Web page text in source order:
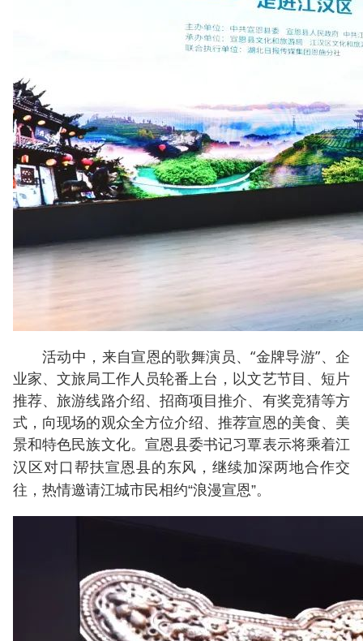
活动中，来自宣恩的歌舞演员、“金牌导游”、企
业家、文旅局工作人员轮番上台，以文艺节目、短片
推荐、旅游线路介绍、招商项目推介、有奖竞猜等方
式，向现场的观众全方位介绍、推荐宣恩的美食、美
景和特色民族文化。 宣恩县委书记习覃表示将乘着江
汉区对口帮扶宣恩县的东风，继续加深两地合作交
往，热情邀请江城市民相约“浪漫宣恩”。